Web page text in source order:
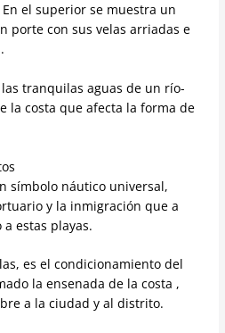
el superior se muestra un
porte con sus velas arriadas e
tranquilas aguas de un río-
la costa que afecta la forma de
símbolo náutico universal,
y la inmigración que a
estas playas.
es el condicionamiento del
la ensenada de la costa ,
a la ciudad y al distrito.